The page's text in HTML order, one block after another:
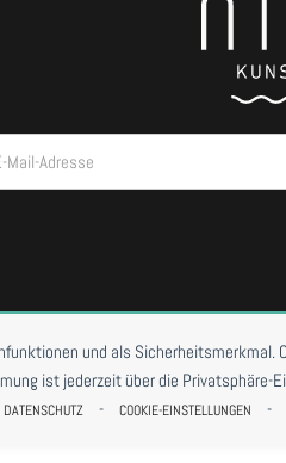
und als Sicherheitsmerkmal.
ist jederzeit über die Privatsphäre-
DATENSCHUTZ - COOKIE-EINSTELLUNGEN -
Mail-Adresse